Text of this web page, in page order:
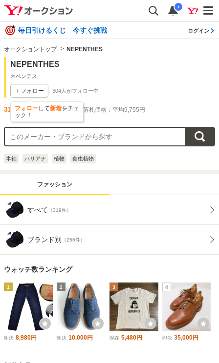
i
毎日引けるくじ 今すぐ挑戦 ログイン
オークショントップ NEPENTHES
NEPENTHES
ネペンテス
＋フォロー
フォローして新着をチェ
ック！
304 人がフォロー中
319件出品されています 落札価格：平均9,755円
半袖 ハリアナ 植物 食虫植物
ファッション
すべて （319件）
ブランド別 （256件）
ウォッチ数ランキング
1
即決 8,980円
2
即決 10,000円
3
現在 5,480円
4
即決 35,000円